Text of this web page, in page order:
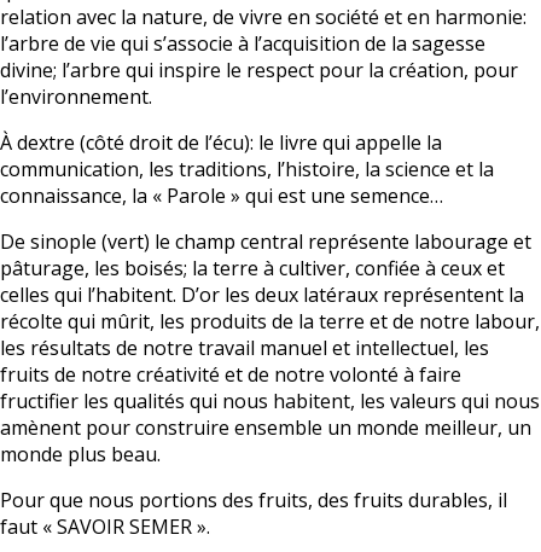
relation avec la nature, de vivre en société et en harmonie:
l’arbre de vie qui s’associe à l’acquisition de la sagesse
divine; l’arbre qui inspire le respect pour la création, pour
l’environnement.
À dextre (côté droit de l’écu): le livre qui appelle la
communication, les traditions, l’histoire, la science et la
connaissance, la « Parole » qui est une semence…
De sinople (vert) le champ central représente labourage et
pâturage, les boisés; la terre à cultiver, confiée à ceux et
celles qui l’habitent. D’or les deux latéraux représentent la
récolte qui mûrit, les produits de la terre et de notre labour,
les résultats de notre travail manuel et intellectuel, les
fruits de notre créativité et de notre volonté à faire
fructifier les qualités qui nous habitent, les valeurs qui nous
amènent pour construire ensemble un monde meilleur, un
monde plus beau.
Pour que nous portions des fruits, des fruits durables, il
faut « SAVOIR SEMER ».